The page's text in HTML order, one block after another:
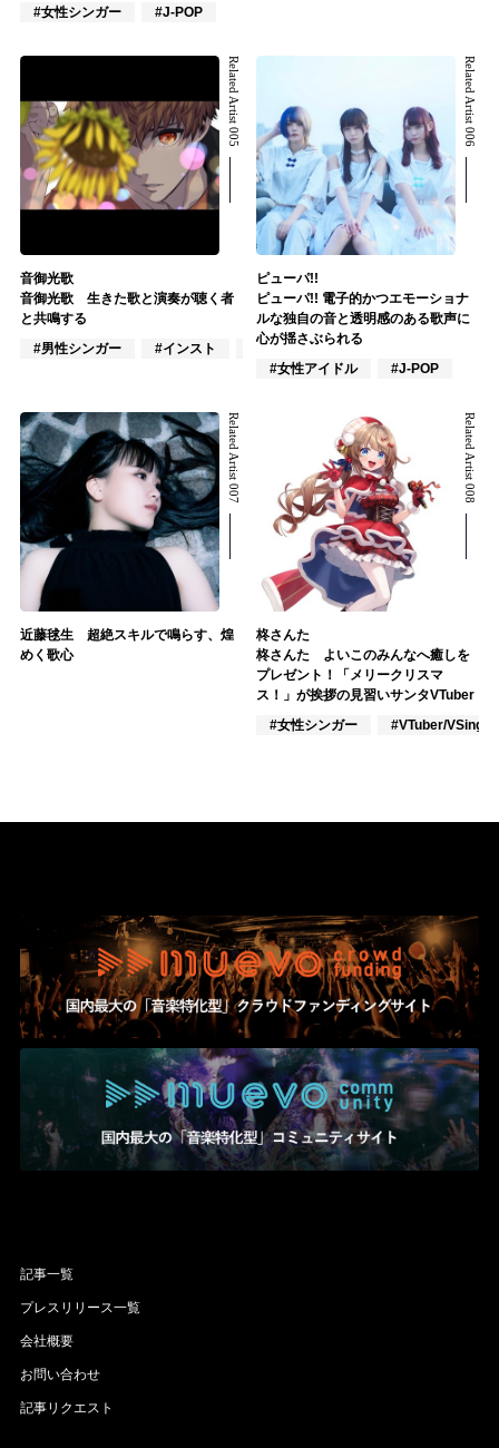
#女性シンガー
#J-POP
Related Artist 005
音御光歌
音御光歌 生きた歌と演奏が聴く者
と共鳴する
#男性シンガー
#インスト #VTuber/VSinger
Related Artist 006
ピューパ!!
ピューパ!! 電子的かつエモーショナ
ルな独自の音と透明感のある歌声に
心が揺さぶられる
#女性アイドル
#J-POP
Related Artist 007
近藤毬生 超絶スキルで鳴らす、煌
めく歌心
Related Artist 008
柊さんた
柊さんた よいこのみんなへ癒しを
プレゼント！「メリークリスマ
ス！」が挨拶の見習いサンタVTuber
#女性シンガー
#VTuber/VSinger
記事一覧
プレスリリース一覧
会社概要
お問い合わせ
記事リクエスト